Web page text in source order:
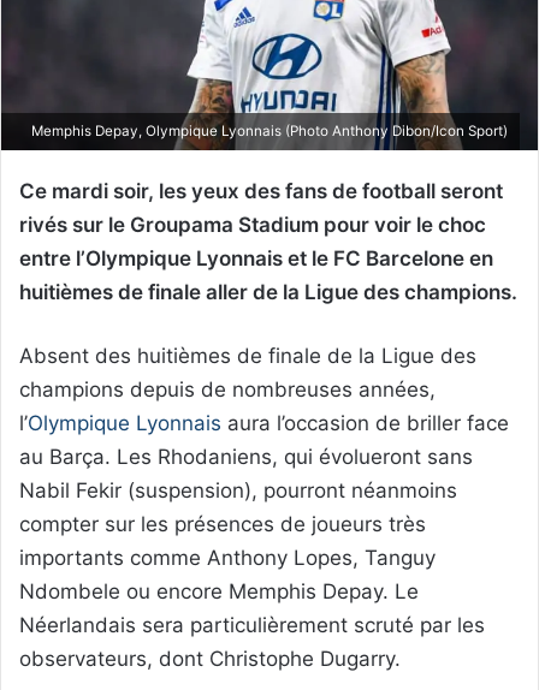
Memphis Depay, Olympique Lyonnais (Photo Anthony Dibon/Icon Sport)
Ce mardi soir, les yeux des fans de football seront
rivés sur le Groupama Stadium pour voir le choc
entre l’Olympique Lyonnais et le FC Barcelone en
huitièmes de finale aller de la Ligue des champions.
Absent des huitièmes de finale de la Ligue des
champions depuis de nombreuses années,
l’Olympique Lyonnais aura l’occasion de briller face
au Barça. Les Rhodaniens, qui évolueront sans
Nabil Fekir (suspension), pourront néanmoins
compter sur les présences de joueurs très
importants comme Anthony Lopes, Tanguy
Ndombele ou encore Memphis Depay. Le
Néerlandais sera particulièrement scruté par les
observateurs, dont Christophe Dugarry.